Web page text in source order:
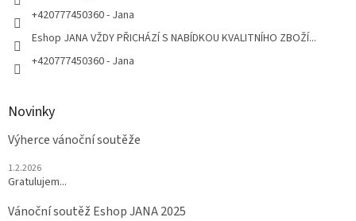
+420777450360 - Jana
Eshop JANA VŽDY PŘICHÁZÍ S NABÍDKOU KVALITNÍHO ZBOŽÍ...
+420777450360 - Jana
Novinky
Výherce vánoční soutěže
1.2.2026
Gratulujem...
Vánoční soutěž Eshop JANA 2025